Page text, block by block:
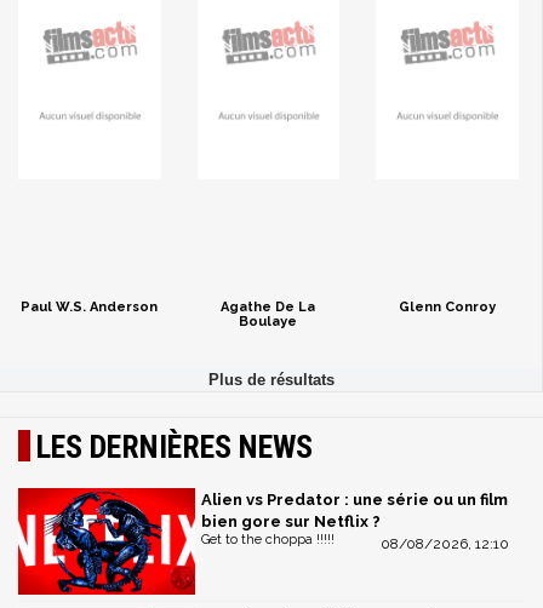
Paul W.S. Anderson
Agathe De La
Boulaye
Glenn Conroy
LES DERNIÈRES NEWS
Alien vs Predator : une série ou un film
bien gore sur Netflix ?
08/08/2026, 12:10
Get to the choppa !!!!!